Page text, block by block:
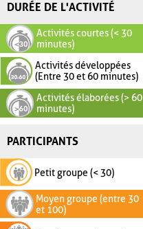
DURÉE DE L'ACTIVITÉ
Activités courtes (< 30
minutes)
Activités développées
(Entre 30 et 60 minutes)
Activités élaborées (> 60
minutes)
PARTICIPANTS
Petit groupe (< 30)
Moyen groupe (entre 30
et 100)